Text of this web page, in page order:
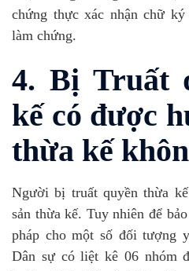
chứng thực xác nhận chữ
làm chứng.
4. Bị Truất
kế có được
thừa kế
Người bị truất quyền thừa
sản thừa kế. Tuy nhiên để
pháp cho một số đối tượng
Dân sự có liệt kê 06 nhóm